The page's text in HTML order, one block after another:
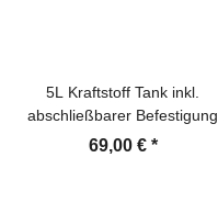
5L Kraftstoff Tank inkl.
abschließbarer Befestigung
69,00 € *